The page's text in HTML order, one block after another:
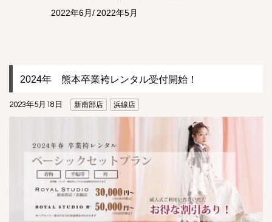
2024年 熊本卒業袴レンタル受付開始！
2023年5月18日 新南部店 浜線店
2022年6月
2022年5月